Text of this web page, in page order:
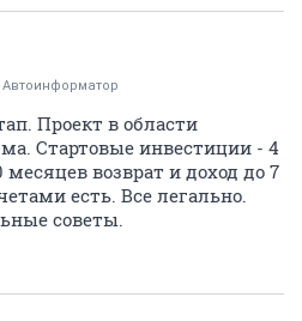
Автоинформатор
Проект в области
Стартовые инвестиции - 4
возврат и доход до 7
есть. Все легально.
советы.